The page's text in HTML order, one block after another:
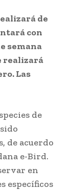
de
con
semana
realizará
Las
de
de acuerdo
e-Bird.
en
específicos